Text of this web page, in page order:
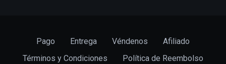
Pago Entrega Véndenos
Afiliado
Términos y Condiciones
Política de Reembolso